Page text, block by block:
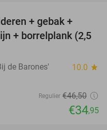
+ gebak +
+ borrelplank (2,5
de Barones' 10.0 star
Regulier €46,50
€34,95